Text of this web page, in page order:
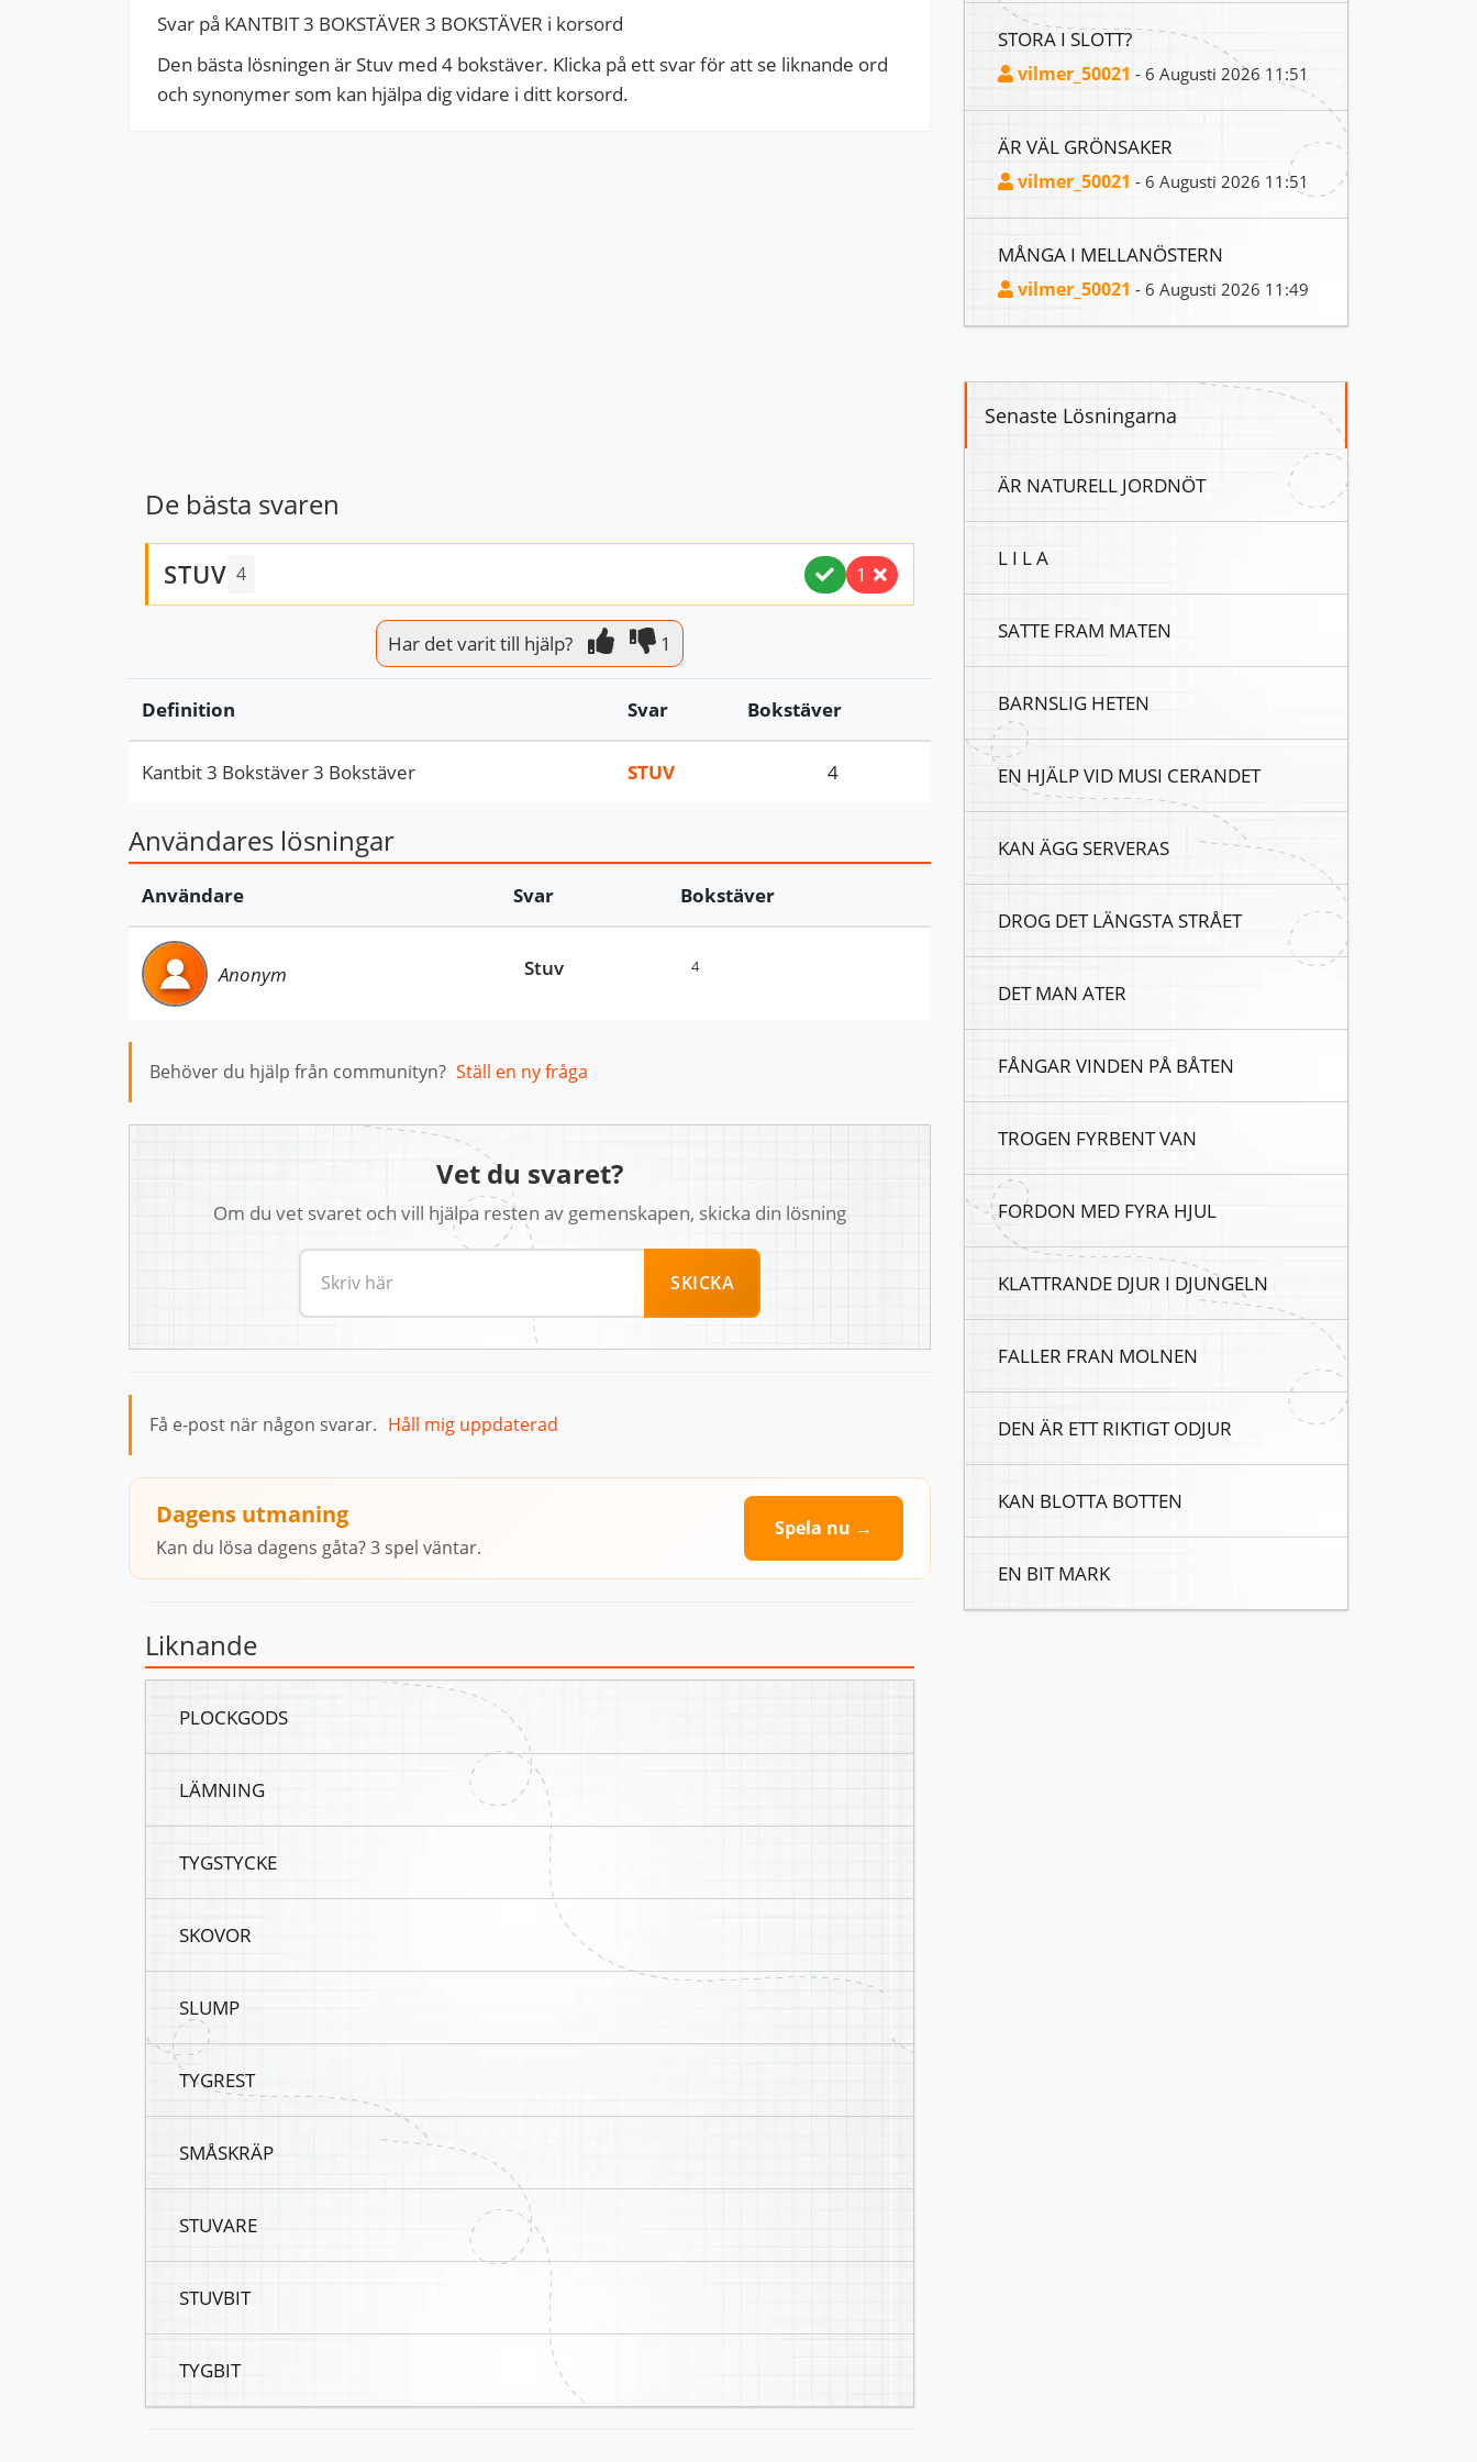
Svar på KANTBIT 3 BOKSTÄVER 3 BOKSTÄVER i korsord
Den bästa lösningen är Stuv med 4 bokstäver. Klicka på ett svar för att se liknande ord
och synonymer som kan hjälpa dig vidare i ditt korsord.
De bästa svaren
STUV 4 1
Har det varit till hjälp? 1
Definition Svar Bokstäver
Kantbit 3 Bokstäver 3 Bokstäver STUV 4
Användares lösningar
Användare Svar Bokstäver
Anonym Stuv 4
Behöver du hjälp från communityn? Ställ en ny fråga
Vet du svaret?
Om du vet svaret och vill hjälpa resten av gemenskapen, skicka din lösning
SKICKA
Få e-post när någon svarar. Håll mig uppdaterad
Dagens utmaning
Kan du lösa dagens gåta? 3 spel väntar.
Spela nu →
Liknande
PLOCKGODS
LÄMNING
TYGSTYCKE
SKOVOR
SLUMP
TYGREST
SMÅSKRÄP
STUVARE
STUVBIT
TYGBIT
STORA I SLOTT?
vilmer_50021 - 6 Augusti 2026 11:51
ÄR VÄL GRÖNSAKER
vilmer_50021 - 6 Augusti 2026 11:51
MÅNGA I MELLANÖSTERN
vilmer_50021 - 6 Augusti 2026 11:49
Senaste Lösningarna
ÄR NATURELL JORDNÖT
L I L A
SATTE FRAM MATEN
BARNSLIG HETEN
EN HJÄLP VID MUSI CERANDET
KAN ÄGG SERVERAS
DROG DET LÄNGSTA STRÅET
DET MAN ATER
FÅNGAR VINDEN PÅ BÅTEN
TROGEN FYRBENT VAN
FORDON MED FYRA HJUL
KLATTRANDE DJUR I DJUNGELN
FALLER FRAN MOLNEN
DEN ÄR ETT RIKTIGT ODJUR
KAN BLOTTA BOTTEN
EN BIT MARK